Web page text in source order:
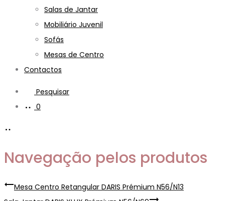
Salas de Jantar
Mobiliário Juvenil
Sofás
Mesas de Centro
Contactos
Pesquisar
0
Navegação pelos produtos
Mesa Centro Retangular DARIS Prémium N56/N13